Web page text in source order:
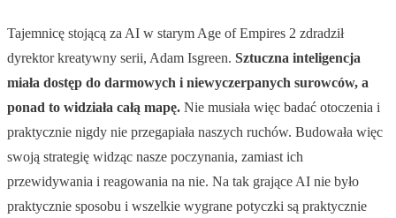
Tajemnicę stojącą za AI w starym Age of Empires 2 zdradził
dyrektor kreatywny serii, Adam Isgreen. Sztuczna inteligencja
miała dostęp do darmowych i niewyczerpanych surowców, a
ponad to widziała całą mapę. Nie musiała więc badać otoczenia i
praktycznie nigdy nie przegapiała naszych ruchów. Budowała więc
swoją strategię widząc nasze poczynania, zamiast ich
przewidywania i reagowania na nie. Na tak grające AI nie było
praktycznie sposobu i wszelkie wygrane potyczki są praktycznie